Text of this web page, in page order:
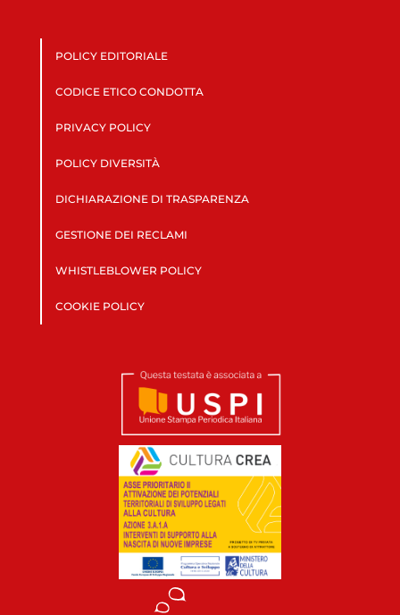
POLICY EDITORIALE
CODICE ETICO CONDOTTA
PRIVACY POLICY
POLICY DIVERSITÀ
DICHIARAZIONE DI TRASPARENZA
GESTIONE DEI RECLAMI
WHISTLEBLOWER POLICY
COOKIE POLICY